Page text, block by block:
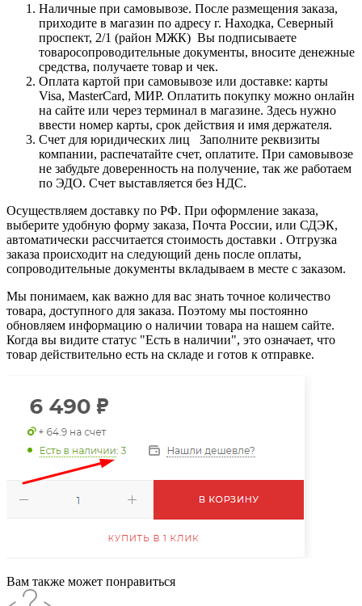
Наличные при самовывозе. После размещения заказа,
приходите в магазин по адресу г. Находка, Северный
проспект, 2/1 (район МЖК) Вы подписываете
товаросопроводительные документы, вносите денежные
средства, получаете товар и чек.
Оплата картой при самовывозе или доставке: карты
Visa, MasterCard, МИР. Оплатить покупку можно онлайн
на сайте или через терминал в магазине. Здесь нужно
ввести номер карты, срок действия и имя держателя.
Счет для юридических лиц Заполните реквизиты
компании, распечатайте счет, оплатите. При самовывозе
не забудьте доверенность на получение, так же работаем
по ЭДО. Счет выставляется без НДС.
Осуществляем доставку по РФ. При оформление заказа,
выберите удобную форму заказа, Почта России, или СДЭК,
автоматически рассчитается стоимость доставки . Отгрузка
заказа происходит на следующий день после оплаты,
сопроводительные документы вкладываем в месте с заказом.
Мы понимаем, как важно для вас знать точное количество
товара, доступного для заказа. Поэтому мы постоянно
обновляем информацию о наличии товара на нашем сайте.
Когда вы видите статус "Есть в наличии", это означает, что
товар действительно есть на складе и готов к отправке.
Вам также может понравиться